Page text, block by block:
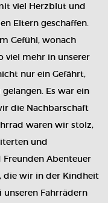
viel Herzblut und
Eltern geschaffen.
Gefühl, wonach
viel mehr in unserer
nur ein Gefährt,
Es war ein
die Nachbarschaft
waren wir stolz,
und
Abenteuer
die wir in der Kindheit
unseren Fahrrädern